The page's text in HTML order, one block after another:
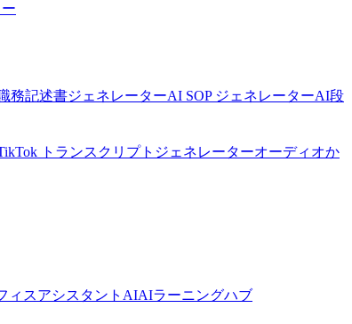
務記述書ジェネレーターAI SOP ジェネレーターAI段
トランスクリプトジェネレーターオーディオか
ィスアシスタントAIAIラーニングハブ